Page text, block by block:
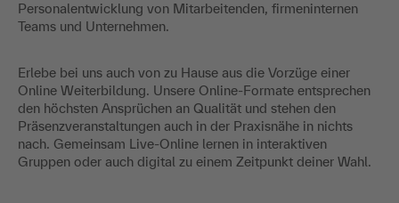
Personalentwicklung von Mitarbeitenden, firmeninternen
Teams und Unternehmen.
Erlebe bei uns auch von zu Hause aus die Vorzüge einer
Online Weiterbildung. Unsere Online-Formate entsprechen
den höchsten Ansprüchen an Qualität und stehen den
Präsenzveranstaltungen auch in der Praxisnähe in nichts
nach. Gemeinsam Live-Online lernen in interaktiven
Gruppen oder auch digital zu einem Zeitpunkt deiner Wahl.